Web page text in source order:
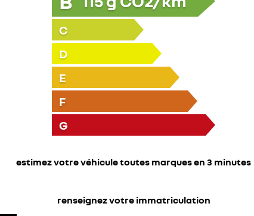
C
D
E
F
G
estimez votre véhicule toutes marques en 3 minutes
renseignez votre immatriculation